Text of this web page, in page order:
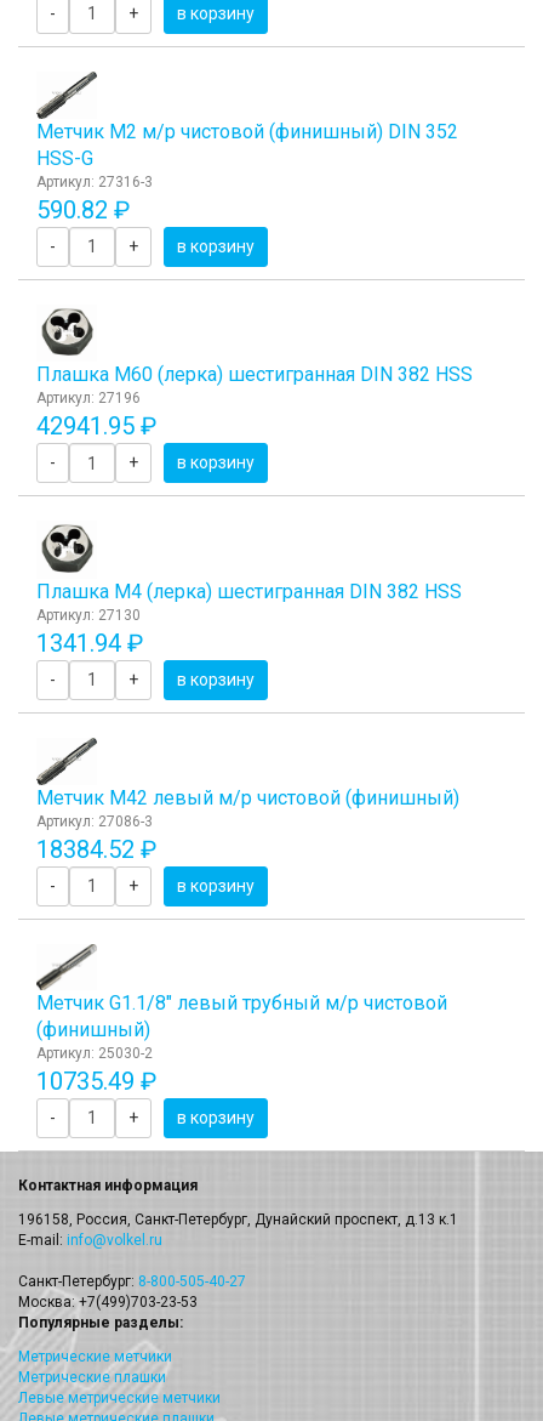
- + в корзину
Метчик М2 м/р чистовой (финишный) DIN 352
HSS-G
Артикул: 27316-3
590.82 ₽
- + в корзину
Плашка М60 (лерка) шестигранная DIN 382 HSS
Артикул: 27196
42941.95 ₽
- + в корзину
Плашка М4 (лерка) шестигранная DIN 382 HSS
Артикул: 27130
1341.94 ₽
- + в корзину
Метчик М42 левый м/р чистовой (финишный)
Артикул: 27086-3
18384.52 ₽
- + в корзину
Метчик G1.1/8" левый трубный м/р чистовой
(финишный)
Артикул: 25030-2
10735.49 ₽
- + в корзину
Контактная информация
196158, Россия, Санкт-Петербург, Дунайский проспект, д.13 к.1
E-mail: info@volkel.ru
Санкт-Петербург: 8-800-505-40-27
Москва: +7(499)703-23-53
Популярные разделы:
Метрические метчики
Метрические плашки
Левые метрические метчики